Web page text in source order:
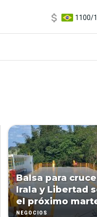
1100/
Balsa para
Irala y Libertad
el próximo
NEGOCIOS